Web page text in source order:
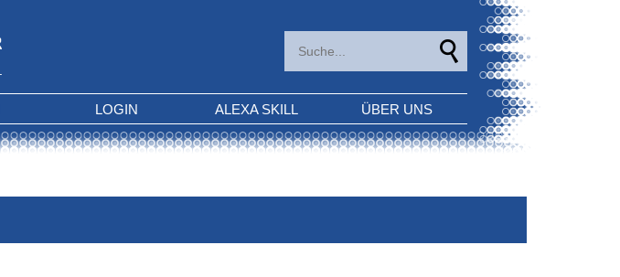
LOGIN ALEXA SKILL ÜBER UNS